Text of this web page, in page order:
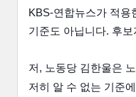
KBS-연합뉴스가 적
기준도 아닙니다. 후
저, 노동당 김한울은
저히 알 수 없는 기준